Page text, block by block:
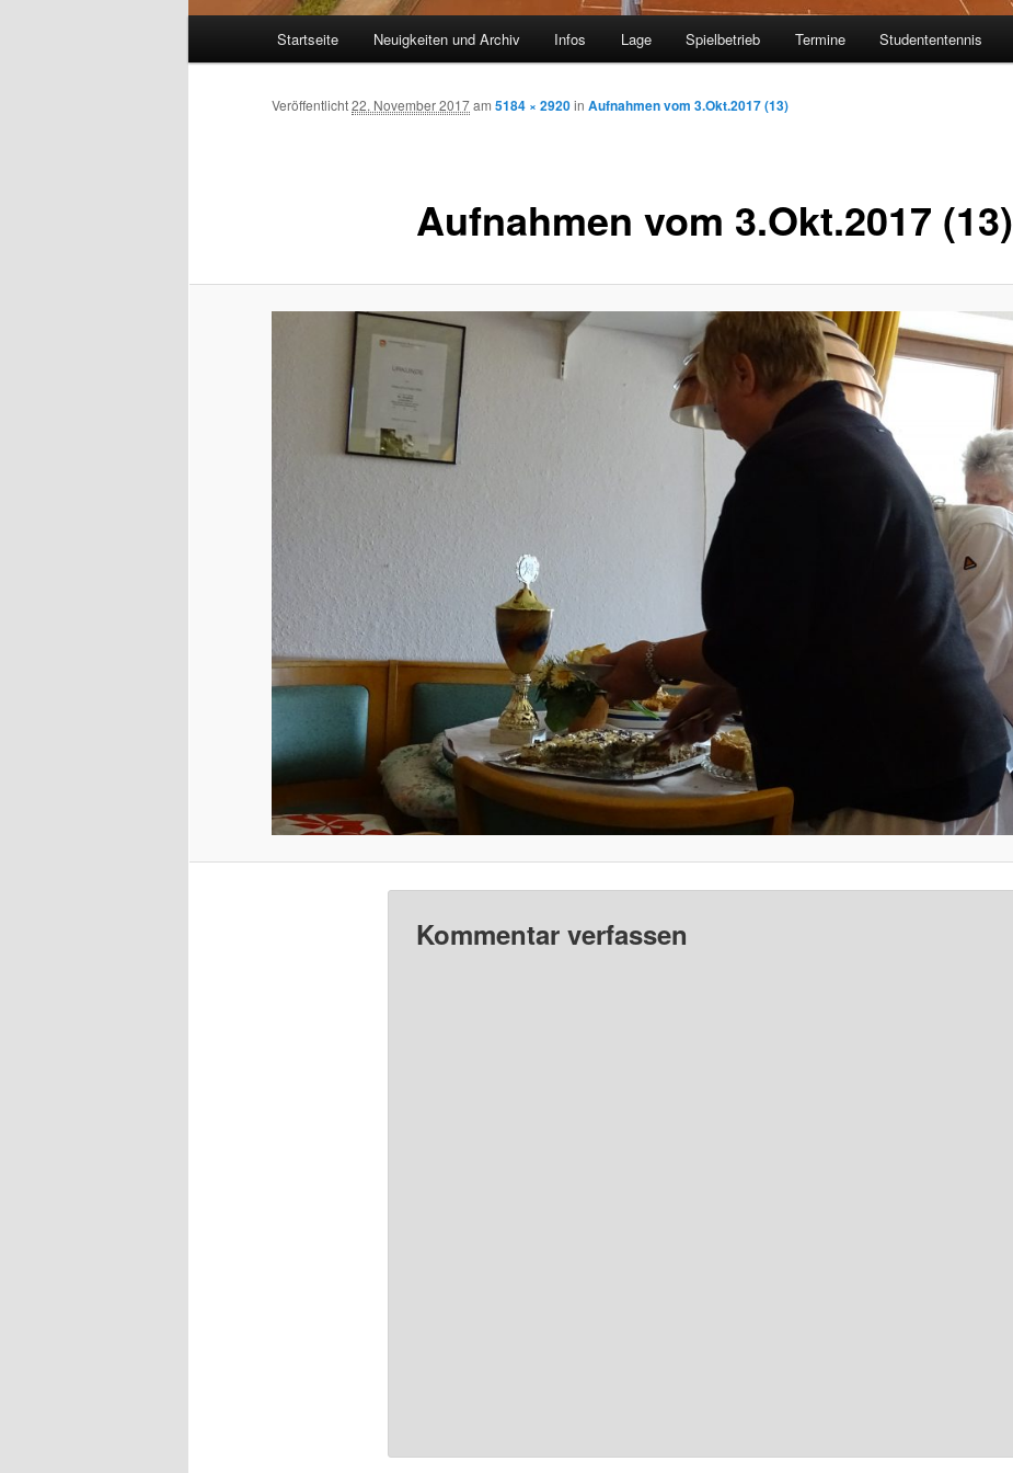
Startseite Neuigkeiten und Archiv Infos Lage Spielbetrieb Termine Studententennis
Aufnahmen vom 3.Okt.2017 (13)
Veröffentlicht22. November 2017am 5184 × 2920in Aufnahmen vom 3.Okt.2017 (13)
Kommentar verfassen